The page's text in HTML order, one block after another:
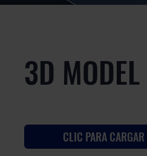
3D MODEL
CLIC PARA